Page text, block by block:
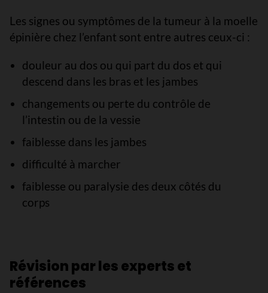
Les signes ou symptômes de la tumeur à la moelle
épinière chez l’enfant sont entre autres ceux-ci :
douleur au dos ou qui part du dos et qui
descend dans les bras et les jambes
changements ou perte du contrôle de
l’intestin ou de la vessie
faiblesse dans les jambes
difficulté à marcher
faiblesse ou paralysie des deux côtés du
corps
Révision par les experts et
références